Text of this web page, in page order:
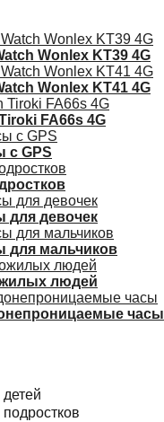
Wonlex KT39 4G
Wonlex KT41 4G
FA66s 4G
с GPS
для девочек
для мальчиков
людей
часы